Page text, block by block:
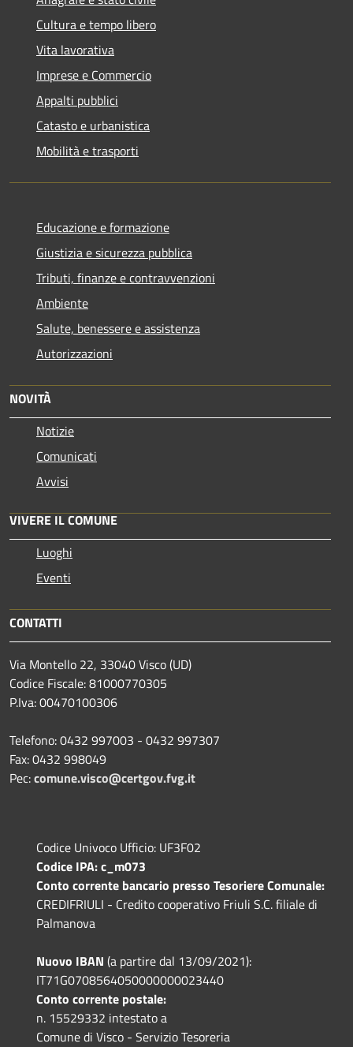
Cultura e tempo libero
Vita lavorativa
Imprese e Commercio
Appalti pubblici
Catasto e urbanistica
Mobilità e trasporti
Educazione e formazione
Giustizia e sicurezza pubblica
Tributi, finanze e contravvenzioni
Ambiente
Salute, benessere e assistenza
Autorizzazioni
NOVITÀ
Notizie
Comunicati
Avvisi
VIVERE IL COMUNE
Luoghi
Eventi
CONTATTI
Via Montello 22, 33040 Visco (UD)
Codice Fiscale: 81000770305
P.Iva: 00470100306
Telefono: 0432 997003 - 0432 997307
Fax: 0432 998049
Pec:comune.visco@certgov.fvg.it
Codice Univoco Ufficio: UF3F02
Codice IPA: c_m073
Conto corrente bancario presso Tesoriere Comunale:
CREDIFRIULI - Credito cooperativo Friuli S.C. filiale di
Palmanova
Nuovo IBAN (a partire dal 13/09/2021):
IT71G0708564050000000023440
Conto corrente postale:
n. 15529332 intestato a
Comune di Visco - Servizio Tesoreria